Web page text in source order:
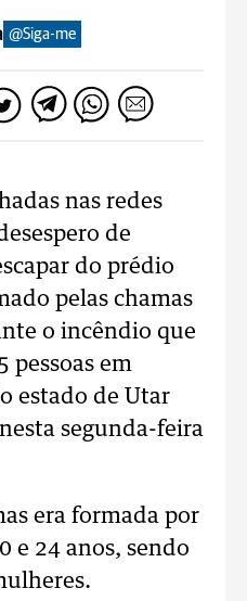
@Siga-me
nas redes
de
do prédio
pelas chamas
o incêndio que
pessoas em
estado de Utar
segunda-feira
era formada por
e 24 anos, sendo